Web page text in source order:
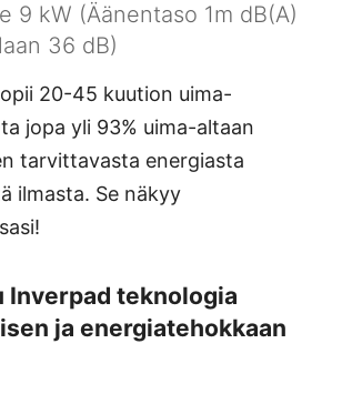
9 kW (Äänentaso 1m dB(A)
36 dB)
20-45 kuution uima-
jopa yli 93% uima-altaan
tarvittavasta energiasta
ilmasta. Se näkyy
Inverpad teknologia
ja energiatehokkaan